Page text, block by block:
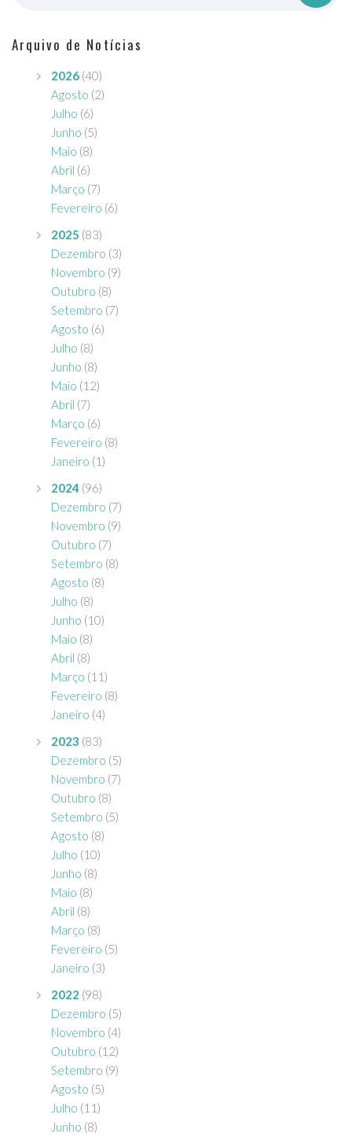
Arquivo de Notícias
2026 (40)
Agosto (2)
Julho (6)
Junho (5)
Maio (8)
Abril (6)
Março (7)
Fevereiro (6)
2025 (83)
Dezembro (3)
Novembro (9)
Outubro (8)
Setembro (7)
Agosto (6)
Julho (8)
Junho (8)
Maio (12)
Abril (7)
Março (6)
Fevereiro (8)
Janeiro (1)
2024 (96)
Dezembro (7)
Novembro (9)
Outubro (7)
Setembro (8)
Agosto (8)
Julho (8)
Junho (10)
Maio (8)
Abril (8)
Março (11)
Fevereiro (8)
Janeiro (4)
2023 (83)
Dezembro (5)
Novembro (7)
Outubro (8)
Setembro (5)
Agosto (8)
Julho (10)
Junho (8)
Maio (8)
Abril (8)
Março (8)
Fevereiro (5)
Janeiro (3)
2022 (98)
Dezembro (5)
Novembro (4)
Outubro (12)
Setembro (9)
Agosto (5)
Julho (11)
Junho (8)